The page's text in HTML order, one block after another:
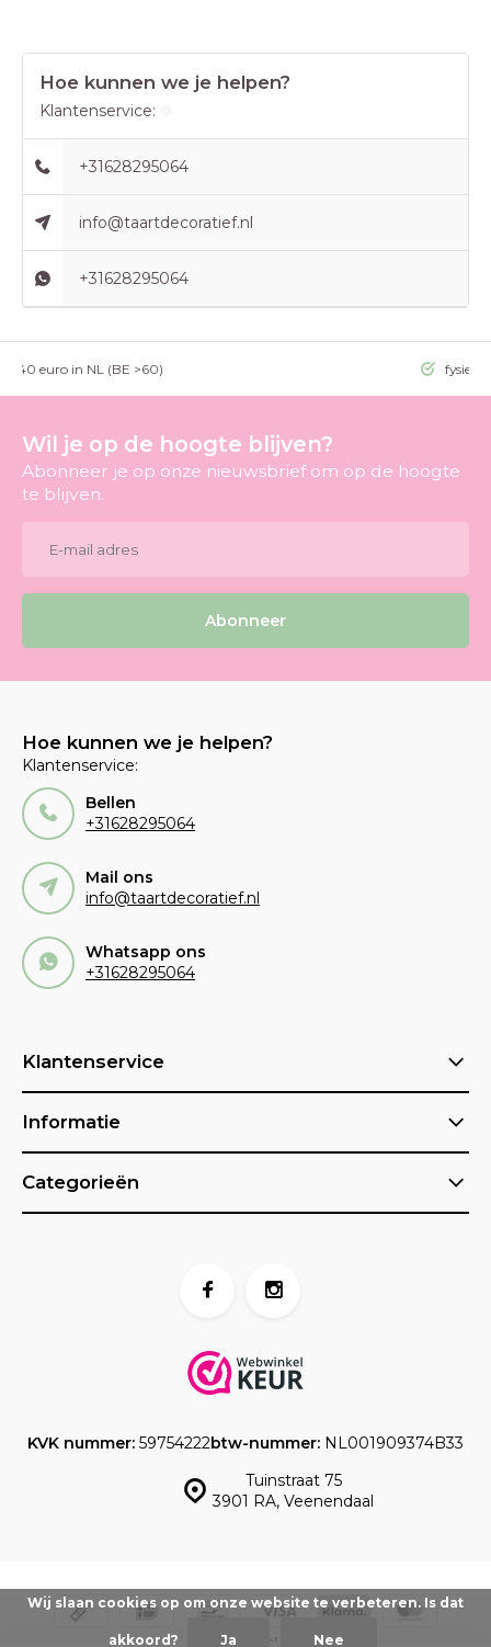
Hoe kunnen we je helpen?
Klantenservice:
+31628295064
info@taartdecoratief.nl
+31628295064
>40 euro in NL (BE >60) fysieke
Wil je op de hoogte blijven?
Abonneer je op onze nieuwsbrief om op de hoogte
te blijven.
Abonneer
Hoe kunnen we je helpen?
Klantenservice:
Bellen
+31628295064
Mail ons
info@taartdecoratief.nl
Whatsapp ons
+31628295064
Klantenservice
Informatie
Categorieën
Tuinstraat 75
3901 RA, Veenendaal
KVK nummer: 59754222btw-nummer: NL001909374B33
Wij slaan cookies op om onze website te verbeteren. Is dat
akkoord? Ja Nee